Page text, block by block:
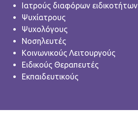
Ιατρούς διαφόρων ειδικοτήτων
Ψυχίατρους
Ψυχολόγους
Νοσηλευτές
Κοινωνικούς Λειτουργούς
Ειδικούς Θεραπευτές
Εκπαιδευτικούς